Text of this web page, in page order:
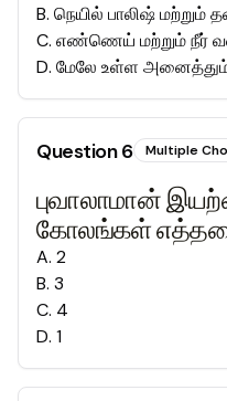
B. நெயில் பாலிஷ்
C. எண்ணெய் மற்றும் நீர்
D. மேலே உள்ள
Question6 Multiple
புவாலாமான்
கோலங்கள்
A. 2
B. 3
C. 4
D. 1